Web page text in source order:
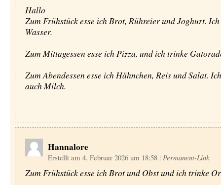
Hallo
Zum Frühstück esse ich Brot, Rühreier und Joghurt.
Wasser.
Zum Mittagessen esse ich Pizza, und ich trinke
Zum Abendessen esse ich Hähnchen, Reis und Salat.
auch Milch.
Hannalore
Erstellt am 4. Februar 2026 um 18:58 | Permanent-Link
Zum Frühstück esse ich Brot und Obst und ich trinke